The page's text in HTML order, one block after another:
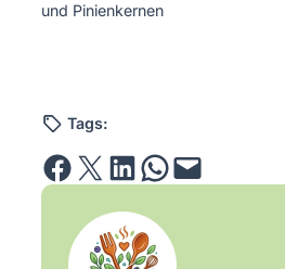
und Pinienkernen
Tags:
Share on Facebook Email this Page Share on LinkedIn Share on WhatsApp Email this Page